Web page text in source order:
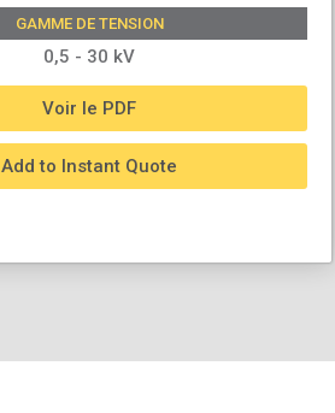
GAMME DE TENSION
0,5 - 30 kV
Voir le PDF
Add to Instant Quote